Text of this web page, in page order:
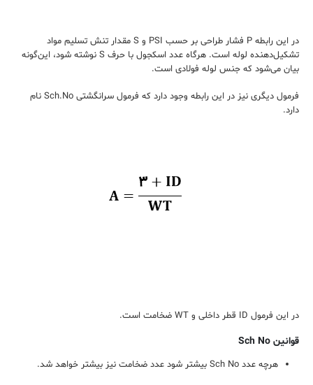
در این رابطه P فشار طراحی بر حسب PSI و S مقدار تنش تسلیم مواد
تشکیل‌دهنده لوله است. هرگاه عدد اسکجول با حرف S نوشته شود، این‌گونه
بیان می‌شود که جنس لوله فولادی است.
فرمول دیگری نیز در این رابطه وجود دارد که فرمول سرانگشتی Sch.No نام
دارد.
در این فرمول ID قطر داخلی و WT ضخامت است.
قوانین Sch No
هرچه عدد Sch No بیشتر شود عدد ضخامت نیز بیشتر خواهد شد.